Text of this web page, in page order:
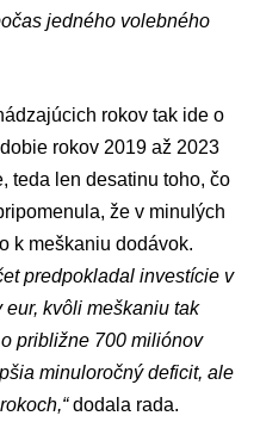
jedného volebného
rokov tak ide o
rokov 2019 až 2023
teda len desatinu toho, čo
že v minulých
k meškaniu dodávok.
predpokladal investície v
kvôli meškaniu tak
približne 700 miliónov
minuloročný deficit, ale
dodala rada.